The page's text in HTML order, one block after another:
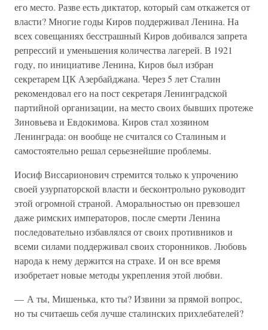
его место. Разве есть диктатор, который сам откажется от
власти? Многие годы Киров поддерживал Ленина. На
всех совещаниях бесстрашный Киров добивался запрета
репрессий и уменьшения количества лагерей. В 1921
году, по инициативе Ленина, Киров был избран
секретарем ЦК Азербайджана. Через 5 лет Сталин
рекомендовал его на пост секретаря Ленинградской
партийной организации, на место своих бывших протеже
Зиновьева и Евдокимова. Киров стал хозяином
Ленинграда: он вообще не считался со Сталиным и
самостоятельно решал серьезнейшие проблемы.
Иосиф Виссарионович стремится только к упрочению
своей узурпаторской власти и бесконтрольно руководит
этой огромной страной. Аморальностью он превзошел
даже римских императоров, после смерти Ленина
последовательно избавлялся от своих противников и
всеми силами поддерживал своих сторонников. Любовь
народа к нему держится на страхе. И он все время
изобретает новые методы укрепления этой любви.
— А ты, Мишенька, кто ты? Извини за прямой вопрос,
но ты считаешь себя лучше сталинских прихлебателей?